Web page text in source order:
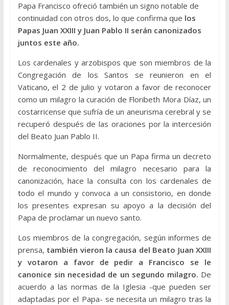
Papa Francisco ofreció también un signo notable de
continuidad con otros dos, lo que confirma que los
Papas Juan XXIII y Juan Pablo II serán canonizados
juntos este año.
Los cardenales y arzobispos que son miembros de la
Congregación de los Santos se reunieron en el
Vaticano, el 2 de julio y votaron a favor de reconocer
como un milagro la curación de Floribeth Mora Díaz, un
costarricense que sufría de un aneurisma cerebral y se
recuperó después de las oraciones por la intercesión
del Beato Juan Pablo II.
Normalmente, después que un Papa firma un decreto
de reconocimiento del milagro necesario para la
canonización, hace la consulta con los cardenales de
todo el mundo y convoca a un consistorio, en donde
los presentes expresan su apoyo a la decisión del
Papa de proclamar un nuevo santo.
Los miembros de la congregación, según informes de
prensa, también vieron la causa del Beato Juan XXIII
y votaron a favor de pedir a Francisco se le
canonice sin necesidad de un segundo milagro. De
acuerdo a las normas de la Iglesia -que pueden ser
adaptadas por el Papa- se necesita un milagro tras la